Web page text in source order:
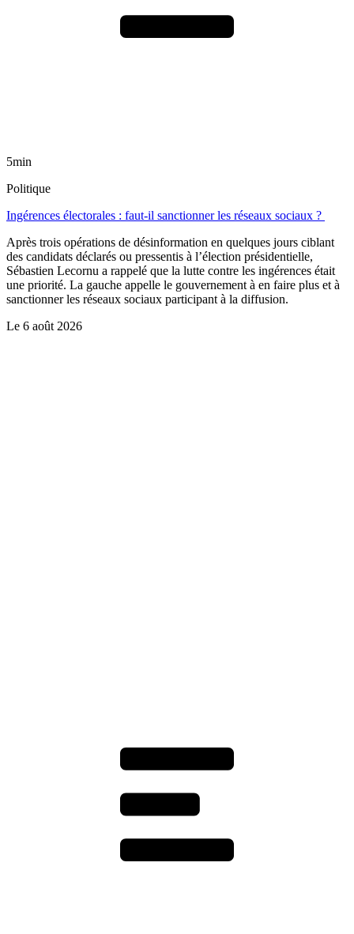
5min
Politique
Ingérences électorales : faut-il sanctionner les réseaux sociaux ?
Après trois opérations de désinformation en quelques jours ciblant
des candidats déclarés ou pressentis à l’élection présidentielle,
Sébastien Lecornu a rappelé que la lutte contre les ingérences était
une priorité. La gauche appelle le gouvernement à en faire plus et à
sanctionner les réseaux sociaux participant à la diffusion.
Le 6 août 2026